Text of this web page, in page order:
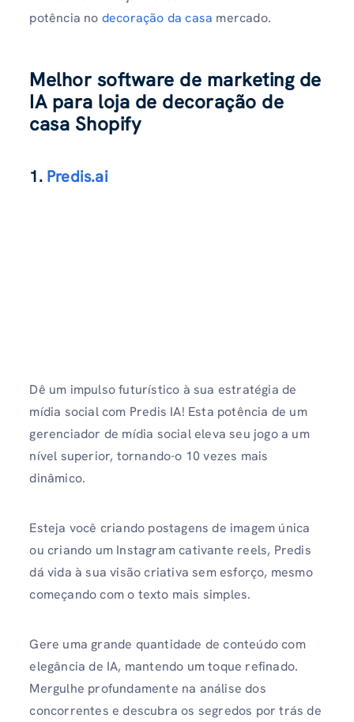
potência no decoração da casa mercado.
Melhor software de marketing de
IA para loja de decoração de
casa Shopify
1.Predis.ai
Dê um impulso futurístico à sua estratégia de
mídia social com Predis IA! Esta potência de um
gerenciador de mídia social eleva seu jogo a um
nível superior, tornando-o 10 vezes mais
dinâmico.
Esteja você criando postagens de imagem única
ou criando um Instagram cativante reels, Predis
dá vida à sua visão criativa sem esforço, mesmo
começando com o texto mais simples.
Gere uma grande quantidade de conteúdo com
elegância de IA, mantendo um toque refinado.
Mergulhe profundamente na análise dos
concorrentes e descubra os segredos por trás de